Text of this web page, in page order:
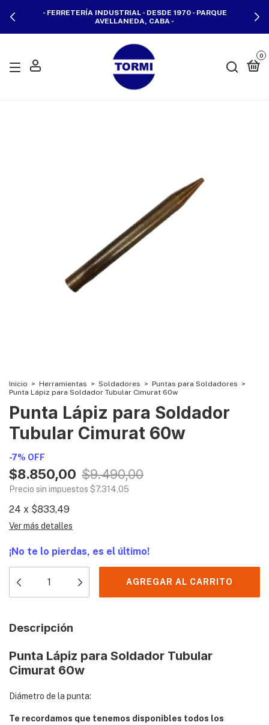
- FERRETERÍA INDUSTRIAL - DESDE 1970 - PARQUE
AVELLANEDA, CABA -
0
Inicio > Herramientas > Soldadores > Puntas para Soldadores >
Punta Lápiz para Soldador Tubular Cimurat 60w
Punta Lápiz para Soldador
Tubular Cimurat 60w
-7% OFF
$8.850,00 $9.490,00
Precio sin impuestos $7.314,05
24 x $833,49
Ver más detalles
¡No te lo pierdas, es el último!
Descripción
Punta Lápiz para Soldador Tubular
Cimurat 60w
Diámetro de la punta:
Te recordamos que tenemos disponibles todos los